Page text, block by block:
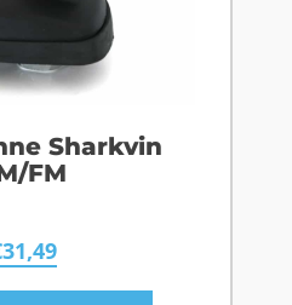
Sharkvin
FM
31,49